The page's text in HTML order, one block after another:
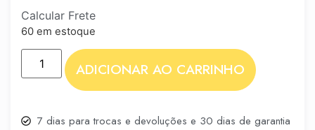
Calcular Frete
60 em estoque
ADICIONAR AO CARRINHO
7 dias para trocas e devoluções e 30 dias de garantia